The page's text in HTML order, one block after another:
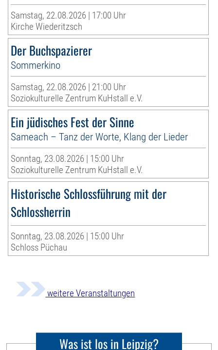
Samstag, 22.08.2026 | 17:00 Uhr
Kirche Wiederitzsch
Der Buchspazierer
Sommerkino
Samstag, 22.08.2026 | 21:00 Uhr
Soziokulturelle Zentrum KuHstall e.V.
Ein jüdisches Fest der Sinne
Sameach – Tanz der Worte, Klang der Lieder
Sonntag, 23.08.2026 | 15:00 Uhr
Soziokulturelle Zentrum KuHstall e.V.
Historische Schlossführung mit der
Schlossherrin
Sonntag, 23.08.2026 | 15:00 Uhr
Schloss Püchau
weitere Veranstaltungen
Was ist los in Leipzig?